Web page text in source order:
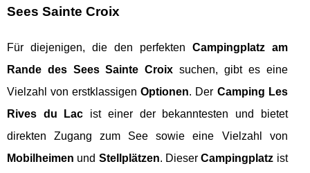
Sees Sainte Croix
Für diejenigen, die den perfekten Campingplatz am
Rande des Sees Sainte Croix suchen, gibt es eine
Vielzahl von erstklassigenOptionen. Der Camping Les
Rives du Lac ist einer der bekanntesten und bietet
direkten Zugang zum See sowie eine Vielzahl von
Mobilheimen und Stellplätzen. DieserCampingplatz ist